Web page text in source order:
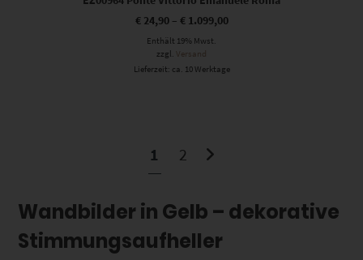
€24,90– €1.099,00
Enthält 19% Mwst.
zzgl. Versand
Lieferzeit: ca. 10 Werktage
1 2
Wandbilder in Gelb – dekorative
Stimmungsaufheller